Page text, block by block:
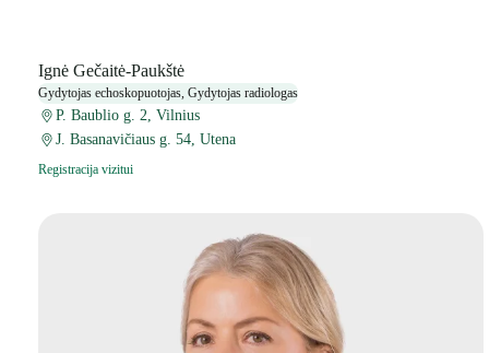
Ignė Gečaitė-Paukštė
Gydytojas echoskopuotojas, Gydytojas radiologas
P. Baublio g. 2, Vilnius
J. Basanavičiaus g. 54, Utena
Registracija vizitui